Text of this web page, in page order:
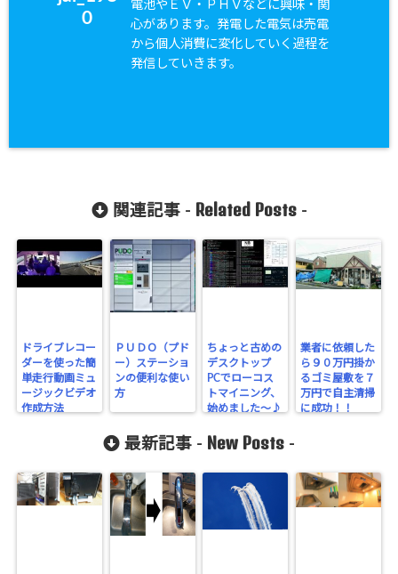
0
電池やＥＶ・ＰＨＶなどに興味・関
心があります。発電した電気は売電
から個人消費に変化していく過程を
発信していきます。
関連記事 - Related Posts-
ドライブレコー
ダーを使った簡
単走行動画ミュ
ージックビデオ
作成方法
ＰＵＤＯ（プド
ー）ステーショ
ンの便利な使い
方
ちょっと古めの
デスクトップ
PCでローコス
トマイニング、
始めました～♪
業者に依頼した
ら９０万円掛か
るゴミ屋敷を７
万円で自主清掃
に成功！！
最新記事 - New Posts -